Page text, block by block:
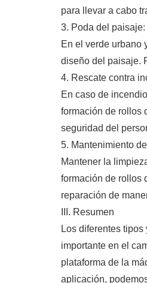
para llevar a cabo
3. Poda del paisaje:
En el verde urbano
diseño del paisaje.
4. Rescate contra
En caso de
formación de rollos
seguridad del
5. Mantenimiento
Mantener la
formación de rollos
reparación de
III. Resumen
Los diferentes
importante en el
plataforma de la
aplicación,